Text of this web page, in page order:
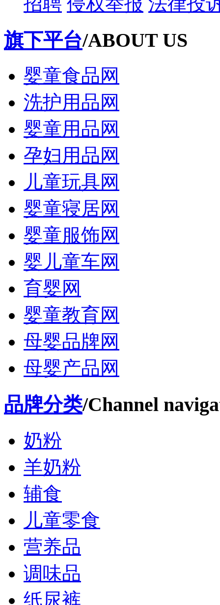
旗下平台/ABOUT US
婴童食品网
洗护用品网
婴童用品网
孕妇用品网
儿童玩具网
婴童寝居网
婴童服饰网
婴儿童车网
育婴网
婴童教育网
母婴品牌网
母婴产品网
品牌分类/Channel
奶粉
羊奶粉
辅食
儿童零食
营养品
调味品
纸尿裤